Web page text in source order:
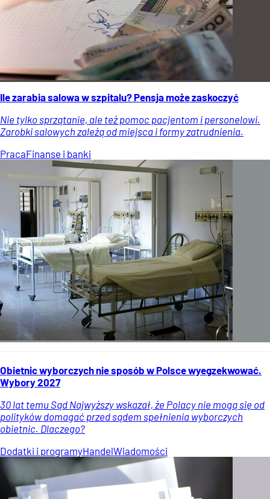
Ile zarabia salowa w szpitalu? Pensja może zaskoczyć
Nie tylko sprzątanie, ale też pomoc pacjentom i personelowi.
Zarobki salowych zależą od miejsca i formy zatrudnienia.
PracaFinanse i banki
Obietnic wyborczych nie sposób w Polsce wyegzekwować.
Wybory 2027
30 lat temu Sąd Najwyższy wskazał, że Polacy nie mogą się od
polityków domagać przed sądem spełnienia wyborczych
obietnic. Dlaczego?
Dodatki i programyHandelWiadomości